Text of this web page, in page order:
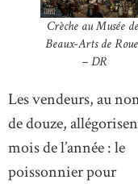
Crèche au Musée
Beaux-Arts de
– DR
Les vendeurs, au
de douze,
mois de l’année : le
poissonnier pour